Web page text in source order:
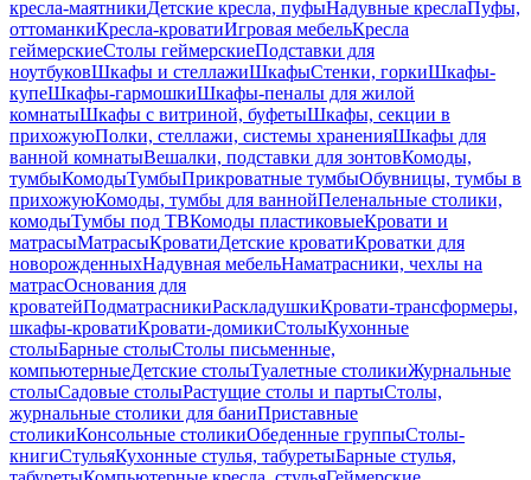
кресла-маятникиДетские кресла, пуфыНадувные креслаПуфы,
оттоманкиКресла-кроватиИгровая мебельКресла
геймерскиеСтолы геймерскиеПодставки для
ноутбуковШкафы и стеллажиШкафыСтенки, горкиШкафы-
купеШкафы-гармошкиШкафы-пеналы для жилой
комнатыШкафы с витриной, буфетыШкафы, секции в
прихожуюПолки, стеллажи, системы храненияШкафы для
ванной комнатыВешалки, подставки для зонтовКомоды,
тумбыКомодыТумбыПрикроватные тумбыОбувницы, тумбы в
прихожуюКомоды, тумбы для ваннойПеленальные столики,
комодыТумбы под ТВКомоды пластиковыеКровати и
матрасыМатрасыКроватиДетские кроватиКроватки для
новорожденныхНадувная мебельНаматрасники, чехлы на
матрасОснования для
кроватейПодматрасникиРаскладушкиКровати-трансформеры,
шкафы-кроватиКровати-домикиСтолыКухонные
столыБарные столыСтолы письменные,
компьютерныеДетские столыТуалетные столикиЖурнальные
столыСадовые столыРастущие столы и партыСтолы,
журнальные столики для баниПриставные
столикиКонсольные столикиОбеденные группыСтолы-
книгиСтульяКухонные стулья, табуретыБарные стулья,